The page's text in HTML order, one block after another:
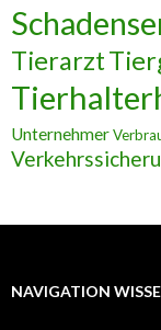
Tierarzt
Unternehmer
NAVIGATION